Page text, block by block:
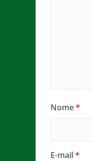
Nome*
E-mail*